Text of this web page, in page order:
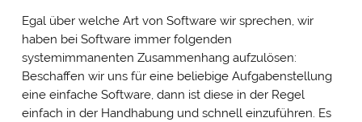
Egal über welche Art von Software wir sprechen, wir
haben bei Software immer folgenden
systemimmanenten Zusammenhang aufzulösen:
Beschaffen wir uns für eine beliebige Aufgabenstellung
eine einfache Software, dann ist diese in der Regel
einfach in der Handhabung und schnell einzuführen. Es